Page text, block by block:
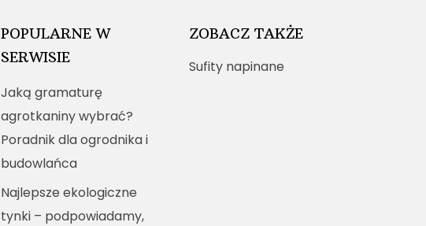
POPULARNE W
SERWISIE
Jaką gramaturę
agrotkaniny wybrać?
Poradnik dla ogrodnika i
budowlańca
Najlepsze ekologiczne
tynki – podpowiadamy,
ZOBACZ TAKŻE
Sufity napinane